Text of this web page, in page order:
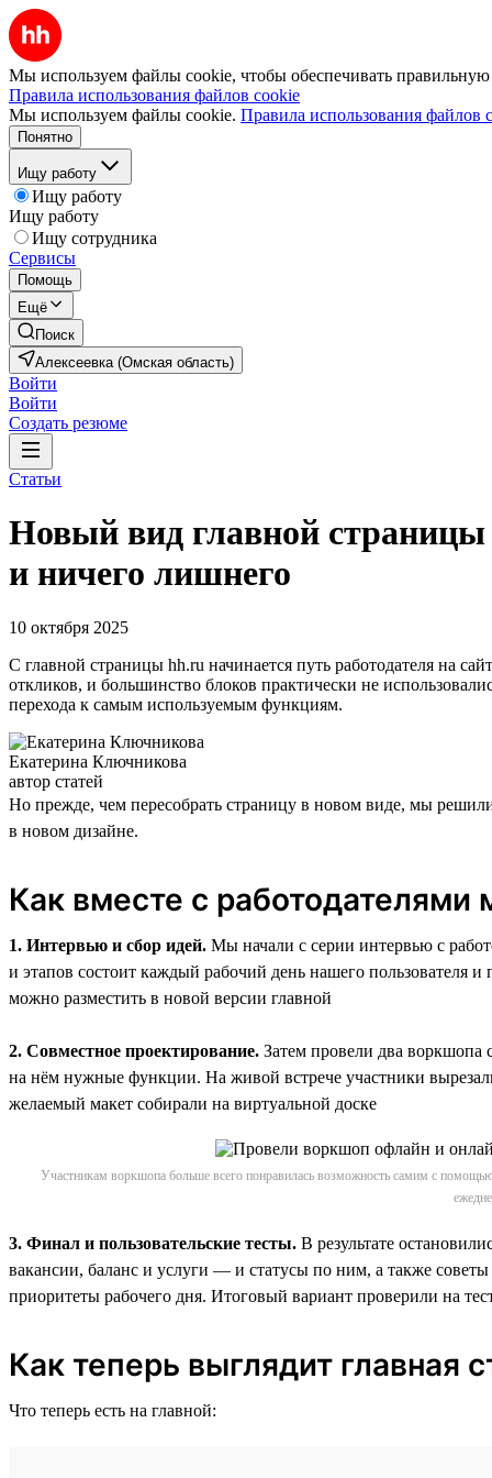
Мы используем файлы cookie, чтобы обеспечивать правильную
Правила использования файлов cookie
Мы используем файлы cookie. Правила использования файлов
Понятно
Ищу работу
Ищу работу
Ищу работу
Ищу сотрудника
Сервисы
Помощь
Ещё
Поиск
Алексеевка (Омская область)
Войти
Войти
Создать резюме
Статьи
Новый вид главной страницы
и ничего лишнего
10 октября 2025
C главной страницы hh.ru начинается путь работодателя на
откликов, и большинство блоков практически не
перехода к самым используемым функциям.
Екатерина Ключникова
автор статей
Но прежде, чем пересобрать страницу в новом виде, мы
в новом дизайне.
Как вместе с
1. Интервью и сбор идей. Мы начали с серии интервью с
и этапов состоит каждый рабочий день нашего пользователя
можно разместить в новой версии главной
2. Совместное проектирование. Затем провели два воркшопа
на нём нужные функции. На живой встрече участники
желаемый макет собирали на виртуальной доске
Участникам воркшопа больше всего понравилась возможность самим с
3. Финал и пользовательские тесты. В результате
вакансии, баланс и услуги — и статусы по ним, а также
приоритеты рабочего дня. Итоговый вариант проверили на
Как теперь выглядит главная
Что теперь есть на главной: